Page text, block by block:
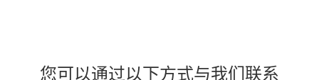
您可以通过以下方式与我们联系